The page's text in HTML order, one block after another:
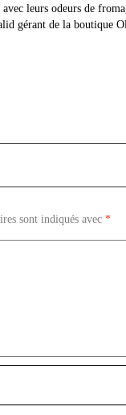
leurs odeurs de
gérant de la boutique
sont indiqués avec *